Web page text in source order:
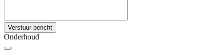
Verstuur bericht
Onderhoud